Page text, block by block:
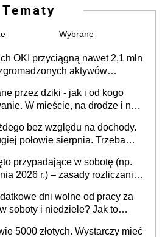
Tematy
Wybrane
OKI przyciągną nawet 2,1 mln
aktywów
przez dziki - jak i od kogo
W mieście, na drodze i na
bez względu na dochody.
połowie sierpnia. Trzeba
przypadające w sobotę (np.
2026 r.) – zasady rozliczania
najczęstsze pytania
dni wolne od pracy za
soboty i niedziele? Jak to
5000 złotych. Wystarczy mieć